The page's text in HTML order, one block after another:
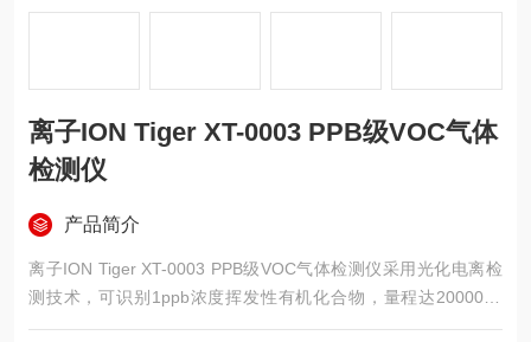
离子ION Tiger XT-0003 PPB级VOC气体
检测仪
产品简介
离子ION Tiger XT-0003 PPB级VOC气体检测仪采用光化电离检
测技术，可识别1ppb浓度挥发性有机化合物，量程达20000pp
m。响应时间小于2秒，内置超750种气体参考表。设备具备防潮